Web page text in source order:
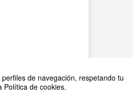
de navegación, respetando tu
Política de cookies.